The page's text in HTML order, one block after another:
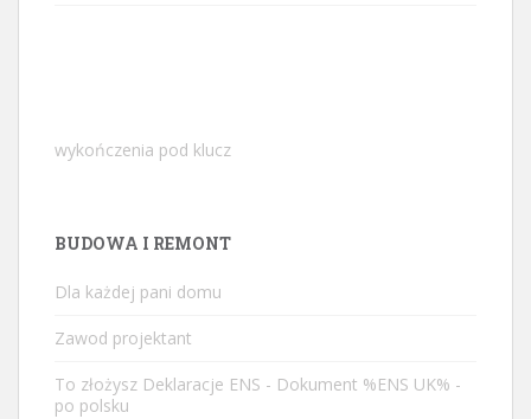
wykończenia pod klucz
BUDOWA I REMONT
Dla każdej pani domu
Zawod projektant
To złożysz Deklaracje ENS - Dokument %ENS UK% -
po polsku